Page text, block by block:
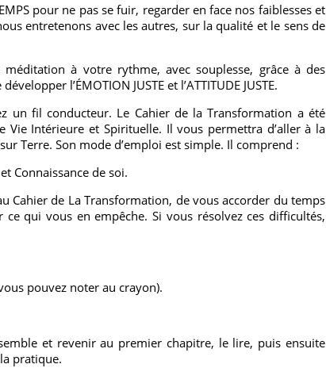
pour ne pas se fuir, regarder en face nos faiblesses et
entretenons avec les autres, sur la qualité et le sens de
à votre rythme, avec souplesse, grâce à des
l’ÉMOTION JUSTE et l’ATTITUDE JUSTE.
un fil conducteur. Le Cahier de la Transformation a été
Intérieure et Spirituelle. Il vous permettra d’aller à la
Terre. Son mode d’emploi est simple. Il comprend :
Connaissance de soi.
Cahier de La Transformation, de vous accorder du temps
qui vous en empêche. Si vous résolvez ces difficultés,
pouvez noter au crayon).
et revenir au premier chapitre, le lire, puis ensuite
pratique.